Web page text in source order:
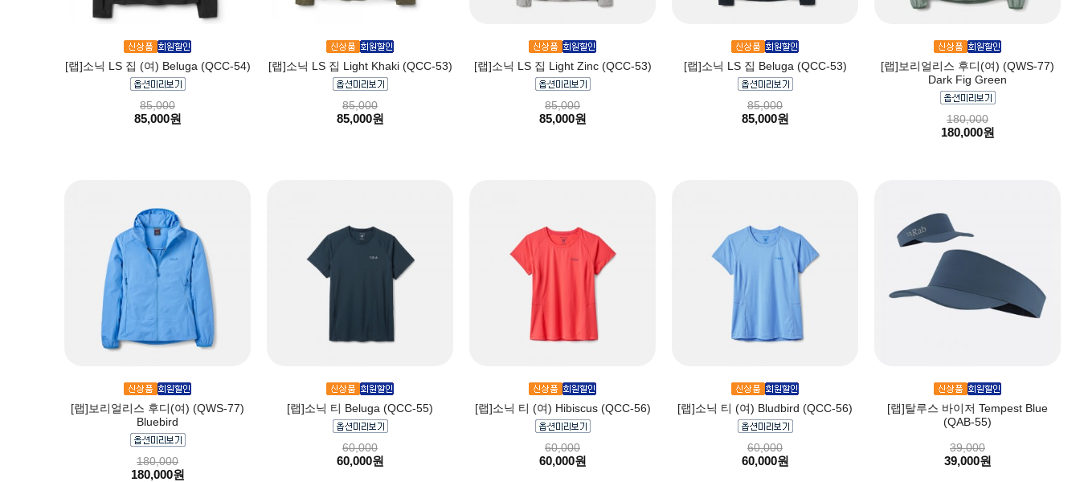
[랩]소닉 LS 집 (여) Beluga (QCC-54)
85,000
85,000원
[랩]소닉 LS 집 Light Khaki (QCC-53)
85,000
85,000원
[랩]소닉 LS 집 Light Zinc (QCC-53)
85,000
85,000원
[랩]소닉 LS 집 Beluga (QCC-53)
85,000
85,000원
[랩]보리얼리스 후디(여) (QWS-77)
Dark Fig Green
180,000
180,000원
[랩]보리얼리스 후디(여) (QWS-77)
Bluebird
180,000
180,000원
[랩]소닉 티 Beluga (QCC-55)
60,000
60,000원
[랩]소닉 티 (여) Hibiscus (QCC-56)
60,000
60,000원
[랩]소닉 티 (여) Bludbird (QCC-56)
60,000
60,000원
[랩]탈루스 바이저 Tempest Blue
(QAB-55)
39,000
39,000원